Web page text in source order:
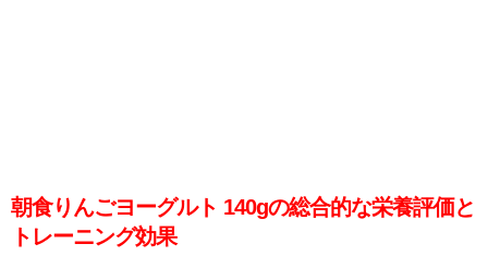
朝食りんごヨーグルト 140gの総合的な栄養評価と
トレーニング効果